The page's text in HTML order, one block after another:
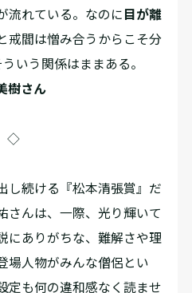
流れている。なのに 目が離
戒閻は憎み合うからこそ分
いう関係はままある。
樹さん
◇
し続ける『松本清張賞』だ
さんは、一際、光り輝いて
にありがちな、難解さや理
場人物がみんな僧侶とい
定も何の違和感なく読ませ